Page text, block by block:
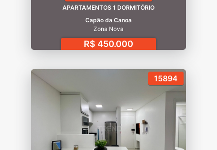
APARTAMENTOS 1 DORMITÓRIO
Capão da Canoa
Zona Nova
R$ 450.000
15894